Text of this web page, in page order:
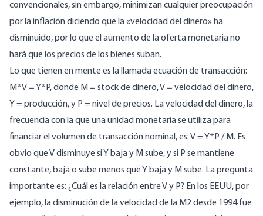
convencionales, sin embargo, minimizan cualquier preocupación
por la inflación diciendo que la «velocidad del dinero» ha
disminuido, por lo que el aumento de la oferta monetaria no
hará que los precios de los bienes suban.
Lo que tienen en mente es la llamada ecuación de transacción:
M*V = Y*P, donde M = stock de dinero, V = velocidad del dinero,
Y = producción, y P = nivel de precios. La velocidad del dinero, la
frecuencia con la que una unidad monetaria se utiliza para
financiar el volumen de transacción nominal, es: V = Y*P / M. Es
obvio que V disminuye si Y baja y M sube, y si P se mantiene
constante, baja o sube menos que Y baja y M sube. La pregunta
importante es: ¿Cuál es la relación entre V y P? En los EEUU, por
ejemplo, la disminución de la velocidad de la M2 desde 1994 fue